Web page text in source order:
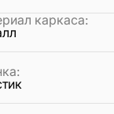
каркаса:
: